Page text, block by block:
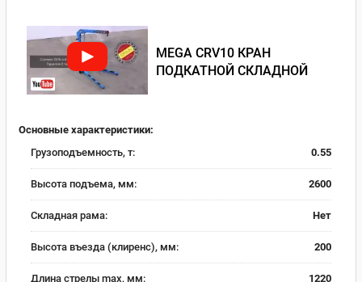
MEGA CRV10 КРАН
ПОДКАТНОЙ СКЛАДНОЙ
Основные характеристики:
Грузоподъемность, т:
0.55
Высота подъема, мм: 2600
Складная рама: Нет
Высота въезда (клиренс), мм: 200
Длина стрелы max, мм: 1220